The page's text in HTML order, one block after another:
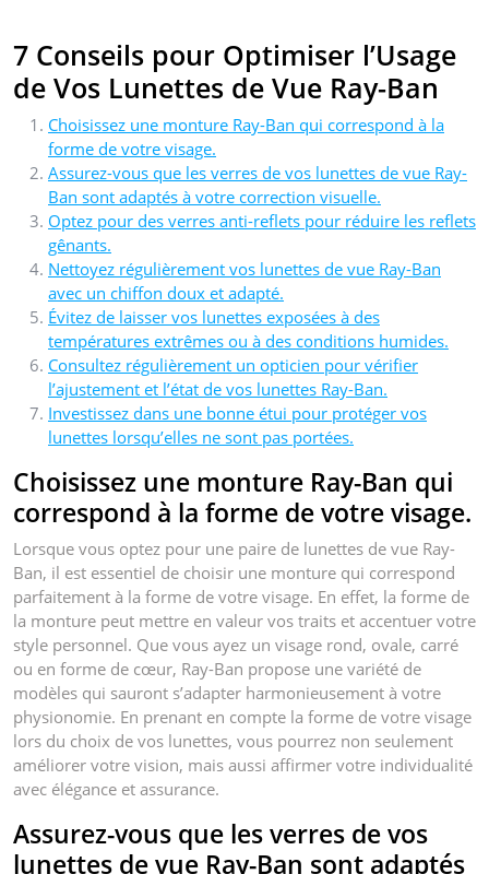
7 Conseils pour Optimiser l’Usage
de Vos Lunettes de Vue Ray-Ban
Choisissez une monture Ray-Ban qui correspond à la
forme de votre visage.
Assurez-vous que les verres de vos lunettes de vue Ray-
Ban sont adaptés à votre correction visuelle.
Optez pour des verres anti-reflets pour réduire les reflets
gênants.
Nettoyez régulièrement vos lunettes de vue Ray-Ban
avec un chiffon doux et adapté.
Évitez de laisser vos lunettes exposées à des
températures extrêmes ou à des conditions humides.
Consultez régulièrement un opticien pour vérifier
l’ajustement et l’état de vos lunettes Ray-Ban.
Investissez dans une bonne étui pour protéger vos
lunettes lorsqu’elles ne sont pas portées.
Choisissez une monture Ray-Ban qui
correspond à la forme de votre visage.
Lorsque vous optez pour une paire de lunettes de vue Ray-
Ban, il est essentiel de choisir une monture qui correspond
parfaitement à la forme de votre visage. En effet, la forme de
la monture peut mettre en valeur vos traits et accentuer votre
style personnel. Que vous ayez un visage rond, ovale, carré
ou en forme de cœur, Ray-Ban propose une variété de
modèles qui sauront s’adapter harmonieusement à votre
physionomie. En prenant en compte la forme de votre visage
lors du choix de vos lunettes, vous pourrez non seulement
améliorer votre vision, mais aussi affirmer votre individualité
avec élégance et assurance.
Assurez-vous que les verres de vos
lunettes de vue Ray-Ban sont adaptés